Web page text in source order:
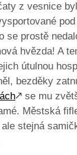
z vesnice
se prostě
hvězda! A
útulnou
bezděky
🡕 se mu
Městská
stejná